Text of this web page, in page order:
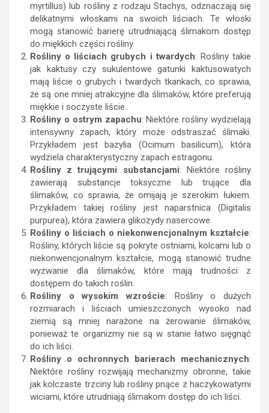
myrtillus) lub rośliny z rodzaju Stachys, odznaczają się
delikatnymi włoskami na swoich liściach. Te włoski
mogą stanowić barierę utrudniającą ślimakom dostęp
do miękkich części rośliny.
Rośliny o liściach grubych i twardych: Rośliny takie
jak kaktusy czy sukulentowe gatunki kaktusowatych
mają liście o grubych i twardych tkankach, co sprawia,
że są one mniej atrakcyjne dla ślimaków, które preferują
miękkie i soczyste liście.
Rośliny o ostrym zapachu: Niektóre rośliny wydzielają
intensywny zapach, który może odstraszać ślimaki.
Przykładem jest bazylia (Ocimum basilicum), która
wydziela charakterystyczny zapach estragonu.
Rośliny z trującymi substancjami: Niektóre rośliny
zawierają substancje toksyczne lub trujące dla
ślimaków, co sprawia, że omijają je szerokim łukiem.
Przykładem takiej rośliny jest naparstnica (Digitalis
purpurea), która zawiera glikozydy nasercowe.
Rośliny o liściach o niekonwencjonalnym kształcie:
Rośliny, których liście są pokryte ostniami, kolcami lub o
niekonwencjonalnym kształcie, mogą stanowić trudne
wyzwanie dla ślimaków, które mają trudności z
dostępem do takich roślin.
Rośliny o wysokim wzroście: Rośliny o dużych
rozmiarach i liściach umieszczonych wysoko nad
ziemią są mniej narażone na żerowanie ślimaków,
ponieważ te organizmy nie są w stanie łatwo sięgnąć
do ich liści.
Rośliny o ochronnych barierach mechanicznych:
Niektóre rośliny rozwijają mechanizmy obronne, takie
jak kolczaste trzciny lub rośliny pnące z haczykowatymi
wiciami, które utrudniają ślimakom dostęp do ich liści.